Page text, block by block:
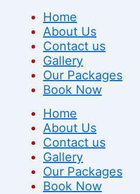
Home
About Us
Contact us
Gallery
Our Packages
Book Now
Home
About Us
Contact us
Gallery
Our Packages
Book Now